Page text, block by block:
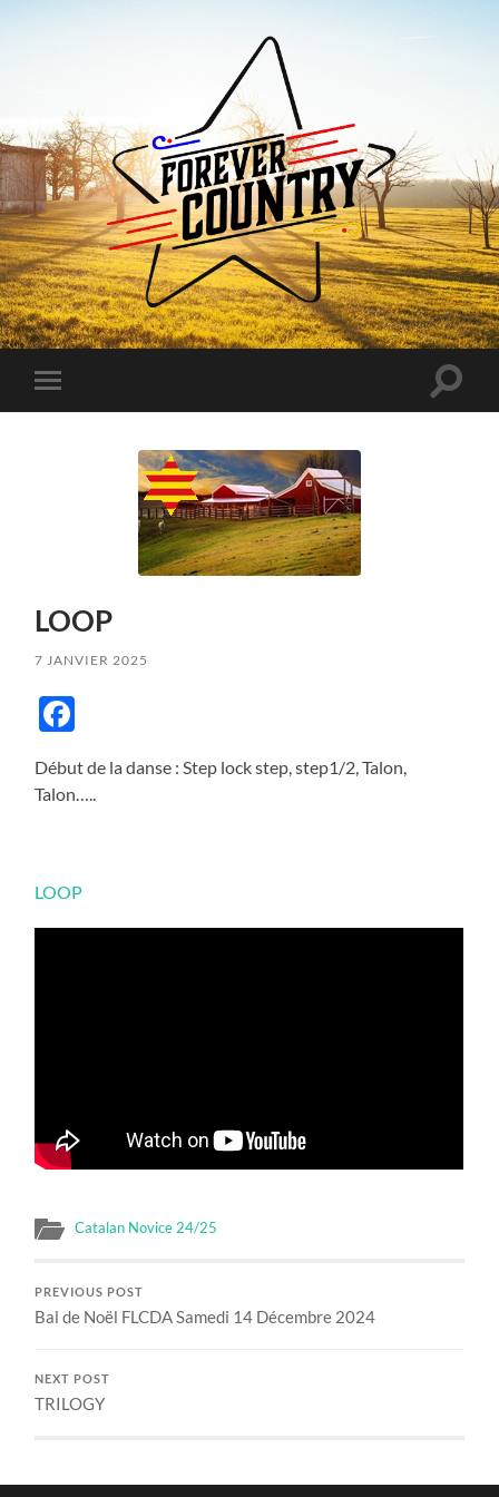
Forever
Country
Toggle
mobile
Toggle
LOOP
7 JANVIER 2025
Début de la danse : Step lock step, step1/2, Talon,
Talon…..
LOOP
Catalan Novice 24/25
PREVIOUS POST
Bal de Noël FLCDA Samedi 14 Décembre 2024
NEXT POST
TRILOGY